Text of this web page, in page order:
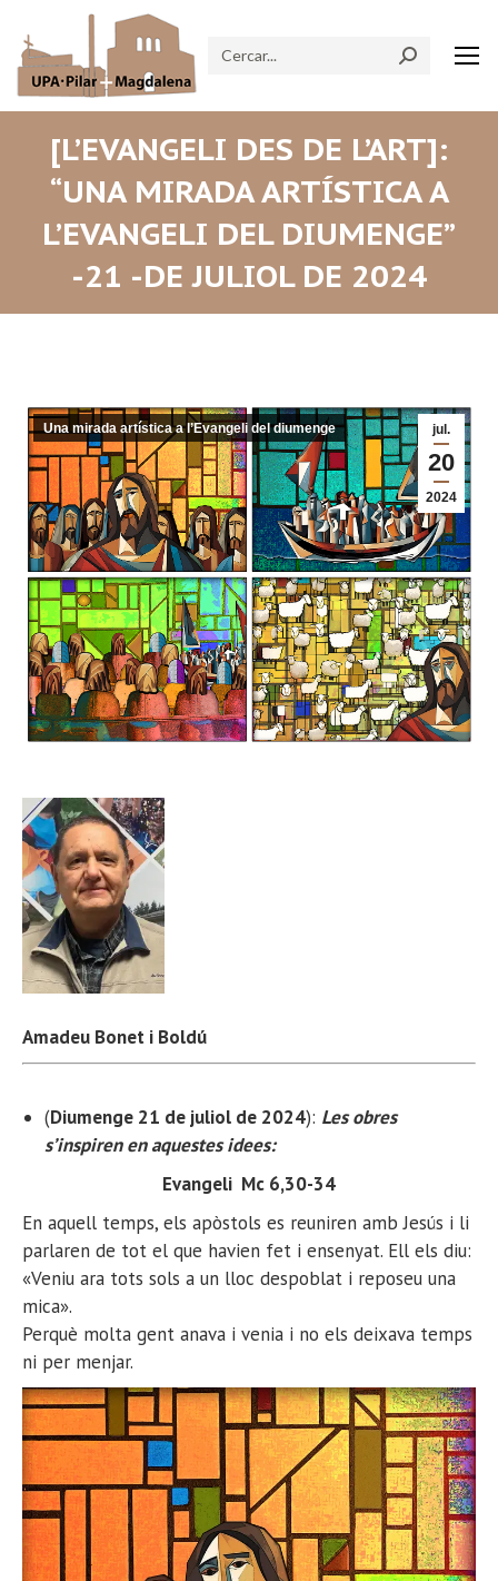
Search:
[L’EVANGELI DES DE L’ART]:
“UNA MIRADA ARTÍSTICA A
L’EVANGELI DEL DIUMENGE”
-21 -DE JULIOL DE 2024
jul.
20
2024
Una mirada artística a l’Evangeli del diumenge
Amadeu Bonet i Boldú
(Diumenge 21 de juliol de 2024): Les obres
s’inspiren en aquestes idees:
Evangeli Mc 6,30-34
En aquell temps, els apòstols es reuniren amb Jesús i li
parlaren de tot el que havien fet i ensenyat. Ell els diu:
«Veniu ara tots sols a un lloc despoblat i reposeu una
mica».
Perquè molta gent anava i venia i no els deixava temps
ni per menjar.